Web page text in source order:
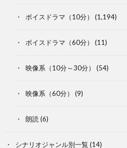
ボイスドラマ（10分） (1,194)
ボイスドラマ（60分） (11)
映像系（10分～30分） (54)
映像系（60分） (9)
朗読 (6)
シナリオジャンル別一覧 (14)